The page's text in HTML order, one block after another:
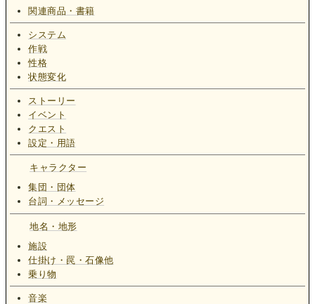
関連商品・書籍
システム
作戦
性格
状態変化
ストーリー
イベント
クエスト
設定・用語
キャラクター
集団・団体
台詞・メッセージ
地名・地形
施設
仕掛け・罠・石像他
乗り物
音楽